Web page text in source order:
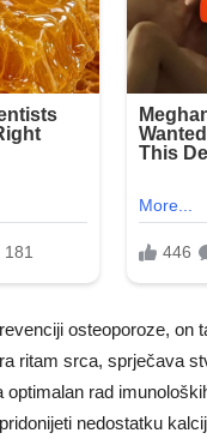
osteoporoze, on
ritam srca, sprječava
rad
nedostatku